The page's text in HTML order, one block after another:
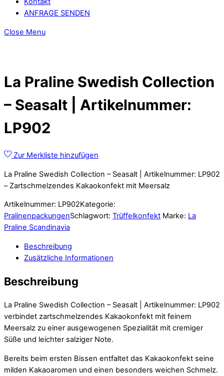
ANFRAGE SENDEN
Close Menu
La Praline Swedish Collection
– Seasalt | Artikelnummer:
LP902
Zur Merkliste hinzufügen
La Praline Swedish Collection – Seasalt | Artikelnummer: LP902
– Zartschmelzendes Kakaokonfekt mit Meersalz
Artikelnummer: LP902Kategorie:
PralinenpackungenSchlagwort: Trüffelkonfekt Marke: La
Praline Scandinavia
Beschreibung
Zusätzliche Informationen
Beschreibung
La Praline Swedish Collection – Seasalt | Artikelnummer: LP902
verbindet zartschmelzendes Kakaokonfekt mit feinem
Meersalz zu einer ausgewogenen Spezialität mit cremiger
Süße und leichter salziger Note.
Bereits beim ersten Bissen entfaltet das Kakaokonfekt seine
milden Kakaoaromen und einen besonders weichen Schmelz.